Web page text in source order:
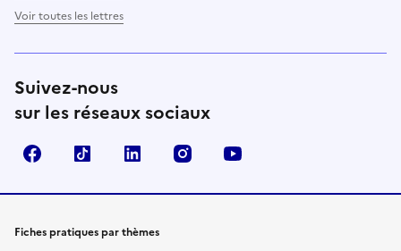
Voir toutes les lettres
Suivez-nous
sur les réseaux sociaux
FacebookTikTok LinkedIn Instagram
Fiches pratiques par thèmes